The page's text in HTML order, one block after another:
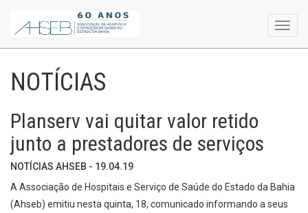
NOTÍCIAS
Planserv vai quitar valor retido
junto a prestadores de serviços
NOTÍCIAS AHSEB - 19.04.19
A Associação de Hospitais e Serviço de Saúde do Estado da Bahia
(Ahseb) emitiu nesta quinta, 18, comunicado informando a seus